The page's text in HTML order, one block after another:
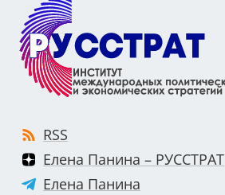
RSS
Елена Панина – РУССТРАТ
Елена Панина